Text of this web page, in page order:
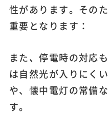
性があります。その
重要となります：
また、停電時の対応
は自然光が入りにく
や、懐中電灯の常備
す。